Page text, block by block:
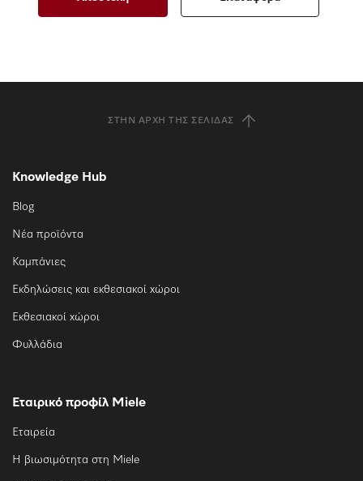
ΣΤΗΝ ΑΡΧΉ ΤΗΣ ΣΕΛΊΔΑΣ
Knowledge Hub
Blog
Νέα προϊόντα
Καμπάνιες
Εκδηλώσεις και εκθεσιακοί χώροι
Εκθεσιακοί χώροι
Φυλλάδια
Εταιρικό προφίλ Miele
Εταιρεία
Η βιωσιμότητα στη Miele